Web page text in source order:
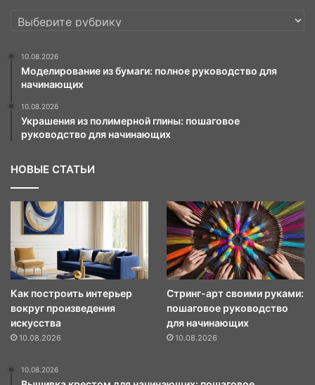
РУБРИКИ
10.08.2026
Моделирование из бумаги: полное руководство для
начинающих
10.08.2026
Украшения из полимерной глины: пошаговое
руководство для начинающих
НОВЫЕ СТАТЬИ
Как построить интерьер
вокруг произведения
искусства
10.08.2026
Стринг-арт своими руками:
пошаговое руководство
для начинающих
10.08.2026
10.08.2026